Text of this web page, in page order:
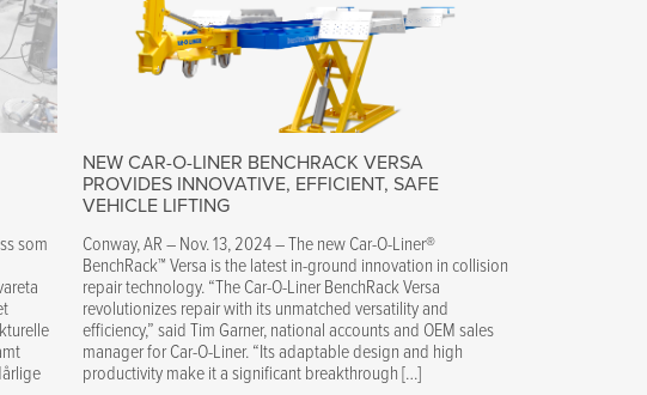
som
NEW CAR-O-LINER BENCHRACK VERSA
PROVIDES INNOVATIVE, EFFICIENT, SAFE
VEHICLE LIFTING
Conway, AR – Nov. 13, 2024 – The new Car-O-Liner®
BenchRack™ Versa is the latest in-ground innovation in collision
repair technology. “The Car-O-Liner BenchRack Versa
revolutionizes repair with its unmatched versatility and
efficiency,” said Tim Garner, national accounts and OEM sales
manager for Car-O-Liner. “Its adaptable design and high
productivity make it a significant breakthrough […]